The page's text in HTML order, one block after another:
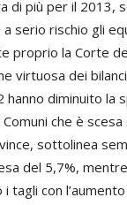
di più per il 2013,
serio rischio gli
proprio la Corte
virtuosa dei
diminuito la
che è
sottolinea
del 5,7%,
tagli con